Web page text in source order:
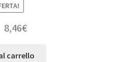
8,46€
carrello